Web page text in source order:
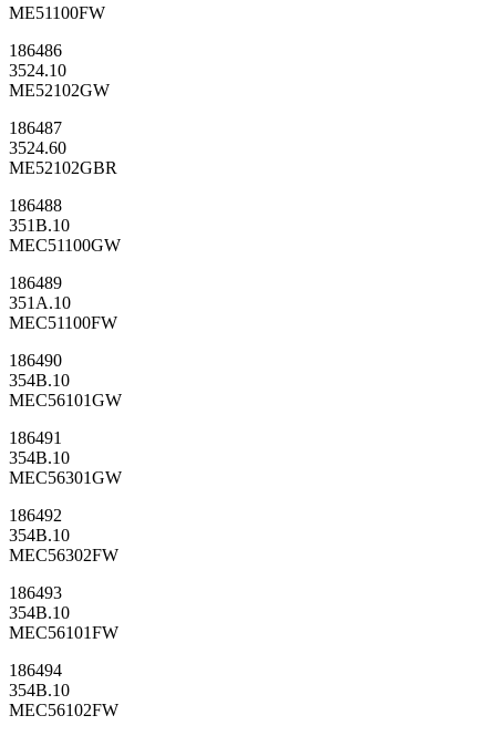
ME51100FW
186486
3524.10
ME52102GW
186487
3524.60
ME52102GBR
186488
351B.10
MEC51100GW
186489
351A.10
MEC51100FW
186490
354B.10
MEC56101GW
186491
354B.10
MEC56301GW
186492
354B.10
MEC56302FW
186493
354B.10
MEC56101FW
186494
354B.10
MEC56102FW